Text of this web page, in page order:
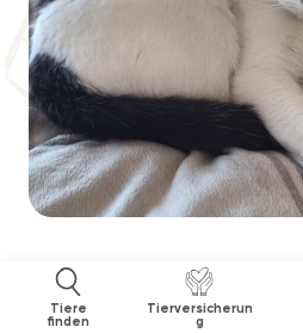
Tiere
finden
Tierversicherun
g